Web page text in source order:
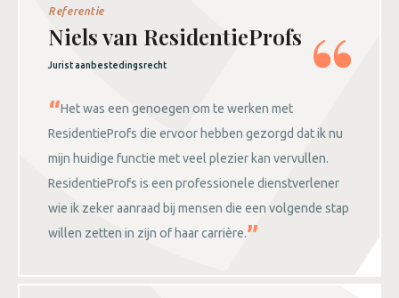
Referentie
Niels van ResidentieProfs
Jurist aanbestedingsrecht
Het was een genoegen om te werken met
ResidentieProfs die ervoor hebben gezorgd dat ik nu
mijn huidige functie met veel plezier kan vervullen.
ResidentieProfs is een professionele dienstverlener
wie ik zeker aanraad bij mensen die een volgende stap
willen zetten in zijn of haar carrière.